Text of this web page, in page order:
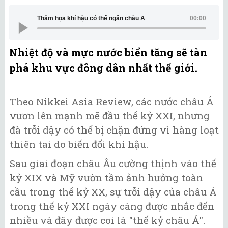
00:00
Thảm họa khí hậu có thể ngăn châu Á
Nhiệt độ và mực nước biển tăng sẽ tàn
phá khu vực đông dân nhất thế giới.
Theo Nikkei Asia Review, các nước châu Á
vươn lên mạnh mẽ đầu thế kỷ XXI, nhưng
đà trỗi dậy có thể bị chặn đứng vì hàng loạt
thiên tai do biến đổi khí hậu.
Sau giai đoạn châu Âu cường thịnh vào thế
kỷ XIX và Mỹ vườn tầm ảnh hưởng toàn
cầu trong thế kỷ XX, sự trỗi dậy của châu Á
trong thế kỷ XXI ngày càng được nhắc đến
nhiều và đây được coi là "thế kỷ châu Á".